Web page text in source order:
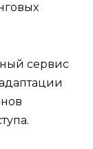
сервис